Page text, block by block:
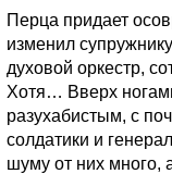
Перца придает
изменил
духовой оркестр,
Хотя… Вверх
разухабистым, с
солдатики и
шуму от них много,